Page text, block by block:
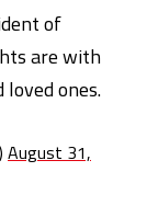
of
are with
ones.
August 31,